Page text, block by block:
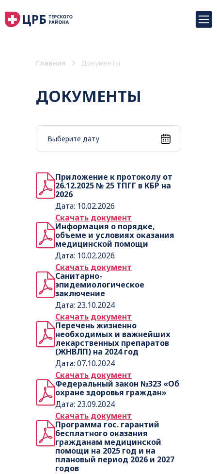
Главная Документы
ДОКУМЕНТЫ
Приложение к протоколу от
26.12.2025 № 25 ТПГГ в КБР на
2026
Дата: 10.02.2026
Скачать документ
Информация о порядке,
объеме и условиях оказания
медицинской помощи
Дата: 10.02.2026
Скачать документ
Санитарно-
эпидемиологическое
заключение
Дата: 23.10.2024
Скачать документ
Перечень жизненно
необходимых и важнейших
лекарственных препаратов
(ЖНВЛП) на 2024 год
Дата: 07.10.2024
Скачать документ
Федеральный закон №323 «Об
охране здоровья граждан»
Дата: 23.09.2024
Скачать документ
Программа гос. гарантий
бесплатного оказания
гражданам медицинской
помощи на 2025 год и на
плановый период 2026 и 2027
годов